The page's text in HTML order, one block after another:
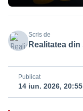
Scris de
Realitatea din
Publicat
14 iun. 2026, 20:55